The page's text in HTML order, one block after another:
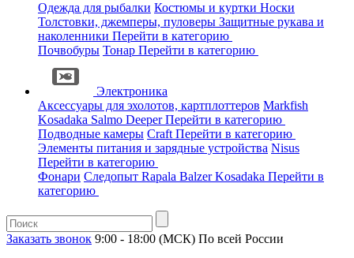
Одежда для рыбалки Костюмы и куртки Носки
Толстовки, джемперы, пуловеры Защитные рукава и
наколенники Перейти в категорию
Почвобуры Тонар Перейти в категорию
Электроника
Аксессуары для эхолотов, картплоттеров Markfish
Kosadaka Salmo DeeperПерейти в категорию
Подводные камеры Craft Перейти в категорию
Элементы питания и зарядные устройства Nisus
Перейти в категорию
Фонари Следопыт Rapala BalzerKosadaka Перейти в
категорию
Заказать звонок 9:00 - 18:00 (МСК) По всей России